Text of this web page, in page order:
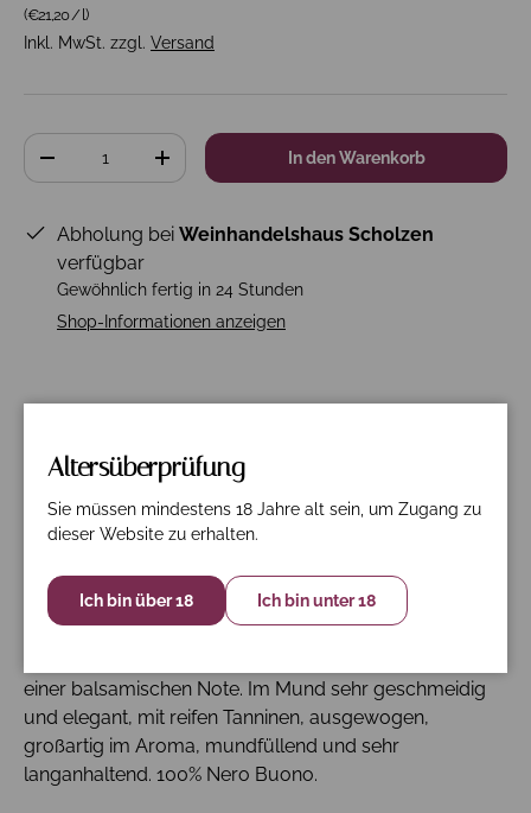
Grundpreis
(€21,20/l)
Inkl. MwSt. zzgl. Versand
Anzahl
+ In den Warenkorb
Abholung bei Weinhandelshaus Scholzen
verfügbar
Gewöhnlich fertig in 24 Stunden
Shop-Informationen anzeigen
6er Paket frei Haus!
Hergestellt aus der Nero Buono-Traube hat dieser
Wein eine tief und leuchtend rubinrote Farbe. Sehr
intensives Bouquet mit Impressionen schwarzen, reifen
Früchten, eingelegten Kirschen, mediterranem
einer balsamischen Note. Im Mund sehr geschmeidig
und elegant, mit reifen Tanninen, ausgewogen,
großartig im Aroma, mundfüllend und sehr
langanhaltend. 100% Nero Buono.
Altersüberprüfung
Sie müssen mindestens 18 Jahre alt sein, um Zugang zu
dieser Website zu erhalten.
Ich bin über 18 Ich bin unter 18